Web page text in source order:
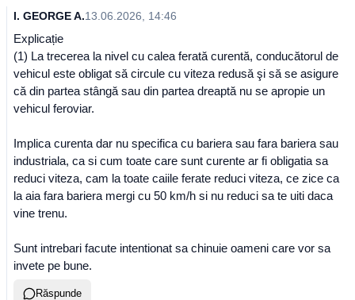
I. GEORGE A.13.06.2026, 14:46
Explicație
(1) La trecerea la nivel cu calea ferată curentă, conducătorul de
vehicul este obligat să circule cu viteza redusă şi să se asigure
că din partea stângă sau din partea dreaptă nu se apropie un
vehicul feroviar.
Implica curenta dar nu specifica cu bariera sau fara bariera sau
industriala, ca si cum toate care sunt curente ar fi obligatia sa
reduci viteza, cam la toate caiile ferate reduci viteza, ce zice ca
la aia fara bariera mergi cu 50 km/h si nu reduci sa te uiti daca
vine trenu.
Sunt intrebari facute intentionat sa chinuie oameni care vor sa
invete pe bune.
Răspunde